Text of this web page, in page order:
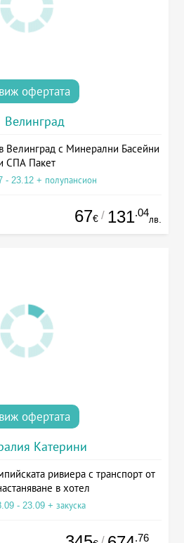
виж офертата
Велинград
Велинград с Минерални Басейни
СПА Пакет
- 23.12 + полупансион
67€ / 131.04
лв.
виж офертата
Катерини
ривиера с транспорт от
в хотел
- 23.09 + закуска
.76